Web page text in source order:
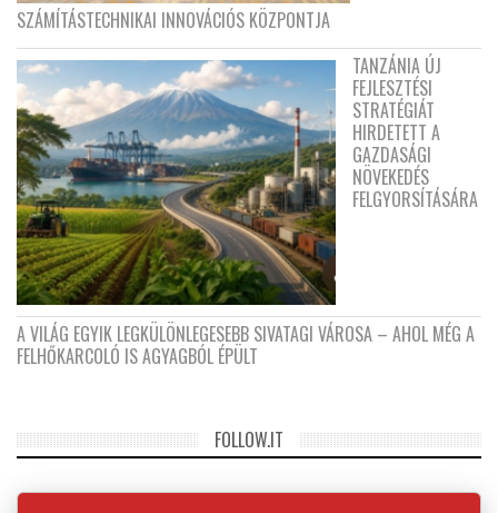
SZÁMÍTÁSTECHNIKAI INNOVÁCIÓS KÖZPONTJA
TANZÁNIA ÚJ
FEJLESZTÉSI
STRATÉGIÁT
HIRDETETT A
GAZDASÁGI
NÖVEKEDÉS
FELGYORSÍTÁSÁRA
A VILÁG EGYIK LEGKÜLÖNLEGESEBB SIVATAGI VÁROSA – AHOL MÉG A
FELHŐKARCOLÓ IS AGYAGBÓL ÉPÜLT
FOLLOW.IT